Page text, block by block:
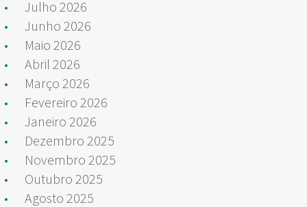
Julho 2026
Junho 2026
Maio 2026
Abril 2026
Março 2026
Fevereiro 2026
Janeiro 2026
Dezembro 2025
Novembro 2025
Outubro 2025
Agosto 2025